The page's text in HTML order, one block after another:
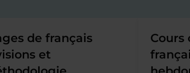
de français
et
Cours